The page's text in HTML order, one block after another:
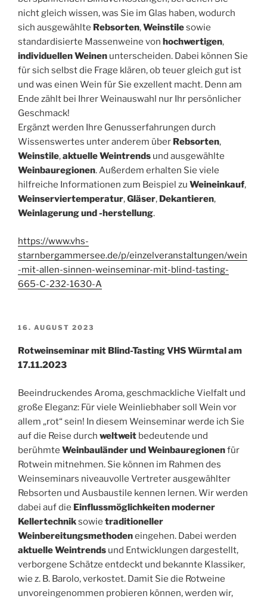
nicht gleich wissen, was Sie im Glas haben, wodurch
sich ausgewählte Rebsorten,Weinstilesowie
standardisierte Massenweine von hochwertigen,
individuellen Weinen unterscheiden. Dabei können Sie
für sich selbst die Frage klären, ob teuer gleich gut ist
und was einen Wein für Sie exzellent macht. Denn am
Ende zählt bei Ihrer Weinauswahl nur Ihr persönlicher
Geschmack!
Ergänzt werden Ihre Genusserfahrungen durch
Wissenswertes unter anderem über Rebsorten,
Weinstile,aktuelle Weintrends und ausgewählte
Weinbauregionen. Außerdem erhalten Sie viele
hilfreiche Informationen zum Beispiel zu Weineinkauf,
Weinserviertemperatur,Gläser, Dekantieren,
Weinlagerung und -herstellung.
https://www.vhs-
starnbergammersee.de/p/einzelveranstaltungen/wein
-mit-allen-sinnen-weinseminar-mit-blind-tasting-
665-C-232-1630-A
VERÖFFENTLICHT
16. AUGUST 2023
Rotweinseminar mit Blind-Tasting VHS Würmtal am
17.11.2023
Beeindruckendes Aroma, geschmackliche Vielfalt und
große Eleganz: Für viele Weinliebhaber soll Wein vor
allem „rot“ sein! In diesem Weinseminar werde ich Sie
auf die Reise durch weltweit bedeutende und
berühmte Weinbauländer und Weinbauregionenfür
Rotwein mitnehmen. Sie können im Rahmen des
Weinseminars niveauvolle Vertreter ausgewählter
Rebsorten und Ausbaustile kennen lernen. Wir werden
dabei auf die Einflussmöglichkeiten moderner
Kellertechniksowie traditioneller
Weinbereitungsmethodeneingehen. Dabei werden
aktuelle Weintrends und Entwicklungen dargestellt,
verborgene Schätze entdeckt und bekannte Klassiker,
wie z. B. Barolo, verkostet. Damit Sie die Rotweine
unvoreingenommen probieren können, werden wir,